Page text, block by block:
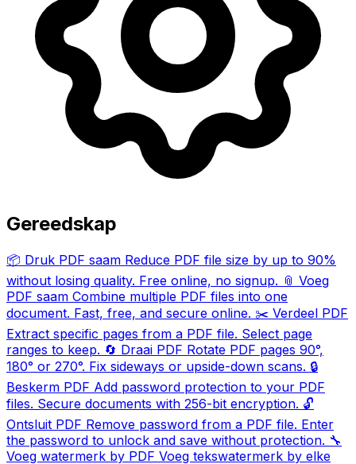
Gereedskap
📦 Druk PDF saam Reduce PDF file size by up to 90%
without losing quality. Free online, no signup. 📎 Voeg
PDF saam Combine multiple PDF files into one
document. Fast, free, and secure online. ✂️ Verdeel PDF
Extract specific pages from a PDF file. Select page
ranges to keep. 🔄 Draai PDF Rotate PDF pages 90°,
180° or 270°. Fix sideways or upside-down scans. 🔒
Beskerm PDF Add password protection to your PDF
files. Secure documents with 256-bit encryption. 🔓
Ontsluit PDF Remove password from a PDF file. Enter
the password to unlock and save without protection. 🔧
Voeg watermerk by PDF Voeg tekswatermerk by elke